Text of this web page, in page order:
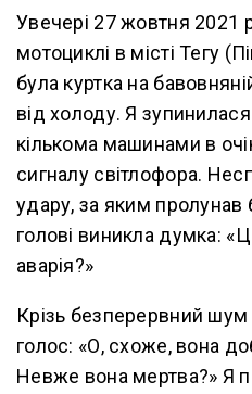
Увечері 27 жовтня 2021
мотоциклі в місті Тегу
була куртка на
від холоду. Я
кількома машинами в
сигналу світлофора.
удару, за яким пролунав
голові виникла думка:
аварія?»
Крізь безперервний
голос: «О, схоже, вона
Невже вона мертва?» Я